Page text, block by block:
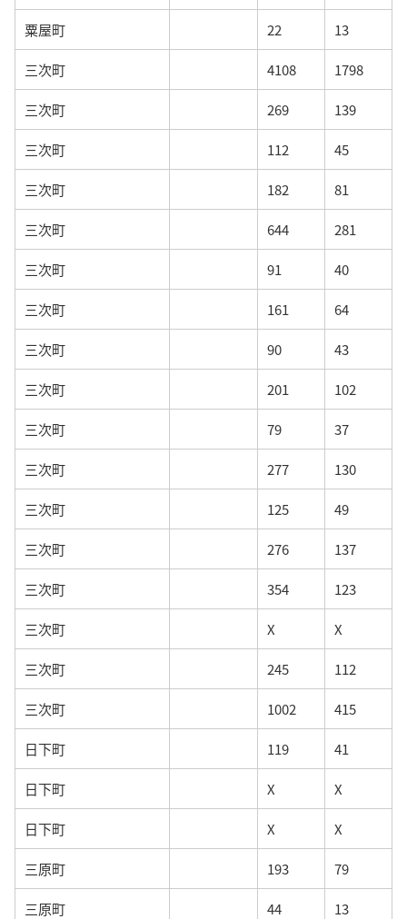
粟屋町 22 13
三次町 4108 1798
三次町 269 139
三次町 112 45
三次町 182 81
三次町 644 281
三次町 91 40
三次町 161 64
三次町 90 43
三次町 201 102
三次町 79 37
三次町 277 130
三次町 125 49
三次町 276 137
三次町 354 123
三次町 X X
三次町 245 112
三次町 1002 415
日下町 119 41
日下町 X X
日下町 X X
三原町 193 79
三原町 44 13